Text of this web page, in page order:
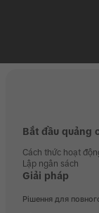
Bắt đầu quảng
Cách thức hoạt
Lập ngân sách
Giải pháp
Рішення для